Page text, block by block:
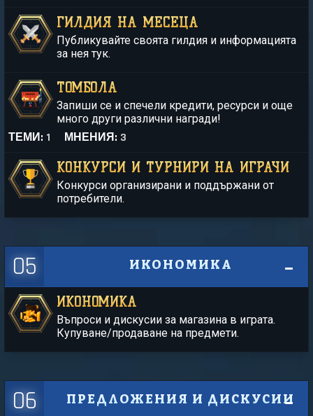
ГИЛДИЯ НА МЕСЕЦА
Публикувайте своята гилдия и информацията
за нея тук.
ТОМБОЛА
Запиши се и спечели кредити, ресурси и още
много други различни награди!
ТЕМИ: 1 МНЕНИЯ: 3
КОНКУРСИ И ТУРНИРИ НА ИГРАЧИ
Конкурси организирани и поддържани от
потребители.
05 ИКОНОМИКА
ИКОНОМИКА
Въпроси и дискусии за магазина в играта.
Купуване/продаване на предмети.
06 ПРЕДЛОЖЕНИЯ И ДИСКУСИИ